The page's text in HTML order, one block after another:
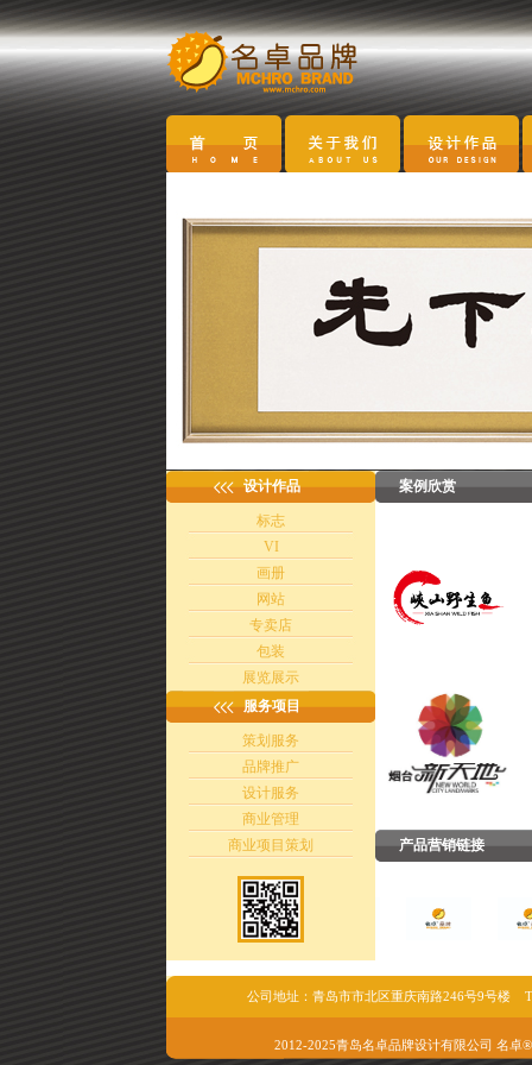
设计作品
标志
VI
画册
网站
专卖店
包装
展览展示
服务项目
策划服务
品牌推广
设计服务
商业管理
商业项目策划
案例欣赏
产品营销链接
公司地址：青岛市市北区重庆南路246号9号楼
2012-2025青岛名卓品牌设计有限公司 名